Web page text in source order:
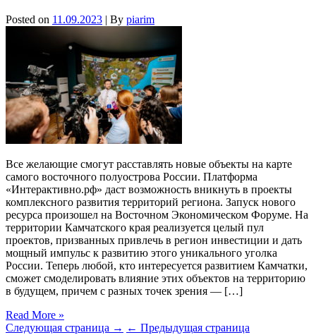
Posted on 11.09.2023 | By piarim
Все желающие смогут расставлять новые объекты на карте
самого восточного полуострова России. Платформа
«Интерактивно.рф» даст возможность вникнуть в проекты
комплексного развития территорий региона. Запуск нового
ресурса произошел на Восточном Экономическом Форуме. На
территории Камчатского края реализуется целый пул
проектов, призванных привлечь в регион инвестиции и дать
мощный импульс к развитию этого уникального уголка
России. Теперь любой, кто интересуется развитием Камчатки,
сможет смоделировать влияние этих объектов на территорию
в будущем, причем с разных точек зрения — […]
Read More »
Следующая страница → ← Предыдущая страница